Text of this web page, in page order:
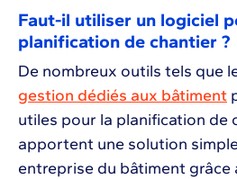
Faut-il utiliser un logiciel
planification de chantier ?
De nombreux outils tels que
gestion dédiés aux bâtiment
utiles pour la planification de
apportent une solution
entreprise du bâtiment grâce